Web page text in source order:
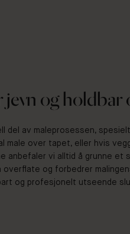
og holdbar
del av maleprosessen,
male over tapet, eller hvis
anbefaler vi alltid å grunne et
overflate og forbedrer
og profesjonelt utseende